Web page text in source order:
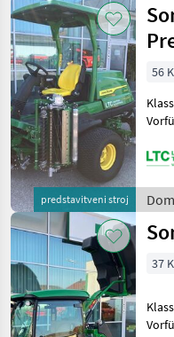
Kategorija 3
TRENUTNA
POT
Ostalo
Dom
In Vrt
Drugi
Stroji
In Vrt
IZBERITE
KATEGORIJO
Sonstige
382
Ponastavi
Prikaži
predstavitveni stroj
56
vrt /
37